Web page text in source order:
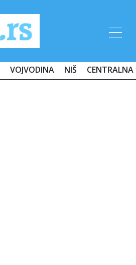
VOJVODINA NIŠ CENTRALNA